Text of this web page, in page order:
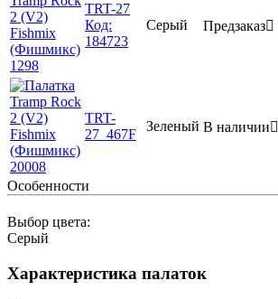
TRT-27
Код:
184723
Серый Предзаказ
TRT-
27_467F
Зеленый В наличии
Особенности
Выбор цвета:
Серый
Характеристика палаток